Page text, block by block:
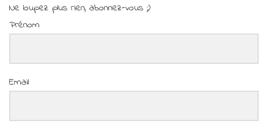
Ne loupez plus rien, abonnez-vous ;)
Prénom
Email